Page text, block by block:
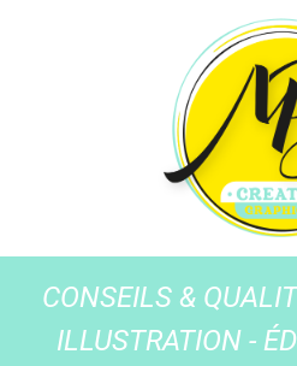
CONSEILS &
ILLUSTRATION -